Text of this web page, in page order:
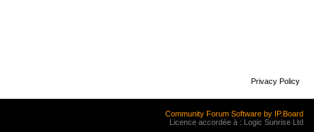
Privacy Policy
Community Forum Software by IP.Board
Licence accordée à : Logic Sunrise Ltd